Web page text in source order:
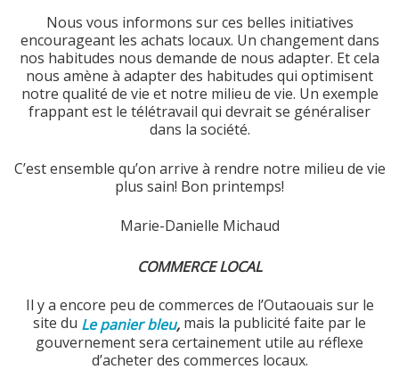
Nous vous informons sur ces belles initiatives
encourageant les achats locaux. Un changement dans
nos habitudes nous demande de nous adapter. Et cela
nous amène à adapter des habitudes qui optimisent
notre qualité de vie et notre milieu de vie. Un exemple
frappant est le télétravail qui devrait se généraliser
dans la société.
C’est ensemble qu’on arrive à rendre notre milieu de vie
plus sain! Bon printemps!
Marie-Danielle Michaud
COMMERCE LOCAL
Il y a encore peu de commerces de l’Outaouais sur le
site du Le panier bleu, mais la publicité faite par le
gouvernement sera certainement utile au réflexe
d’acheter des commerces locaux.